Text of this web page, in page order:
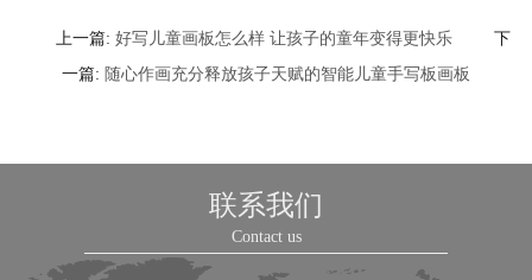
上一篇: 好写儿童画板怎么样 让孩子的童年变得更快乐
下
一篇: 随心作画充分释放孩子天赋的智能儿童手写板画板
联系我们
Contact us